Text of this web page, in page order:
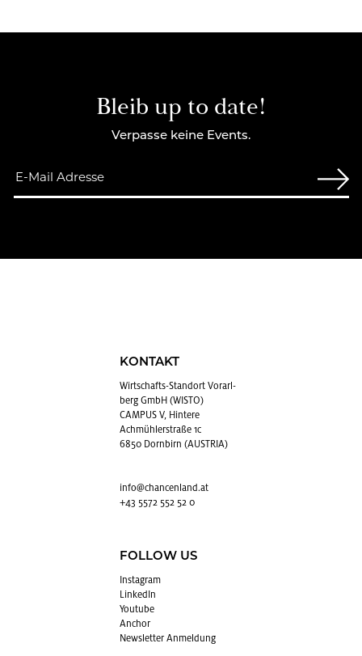
Bleib up to date!
Verpasse keine Events.
KONTAKT
Wirt­schafts-Stand­ort Vor­arl­
berg GmbH (WISTO)
CAMPUS V, Hintere
Achmühlerstraße 1c
6850 Dornbirn (AUSTRIA)
info@​chancenland.​at
+43 5572 552 52 0
FOLLOW US
In­sta­gram
Lin­kedIn
You­tube
An­chor
News­let­ter An­mel­dung